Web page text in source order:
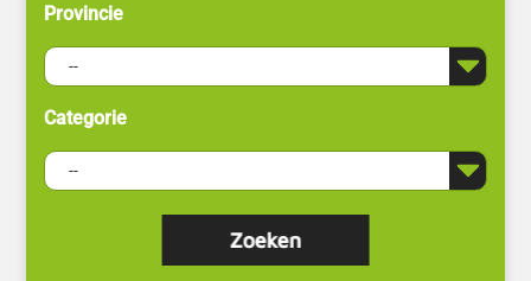
Provincie
Categorie